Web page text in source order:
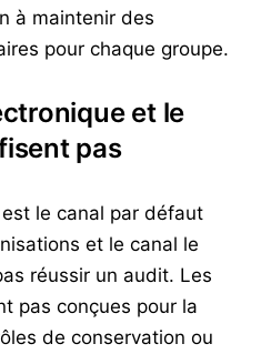
à maintenir des
pour chaque groupe.
et le
pas
le canal par défaut
et le canal le
réussir un audit. Les
pas conçues pour la
de conservation ou